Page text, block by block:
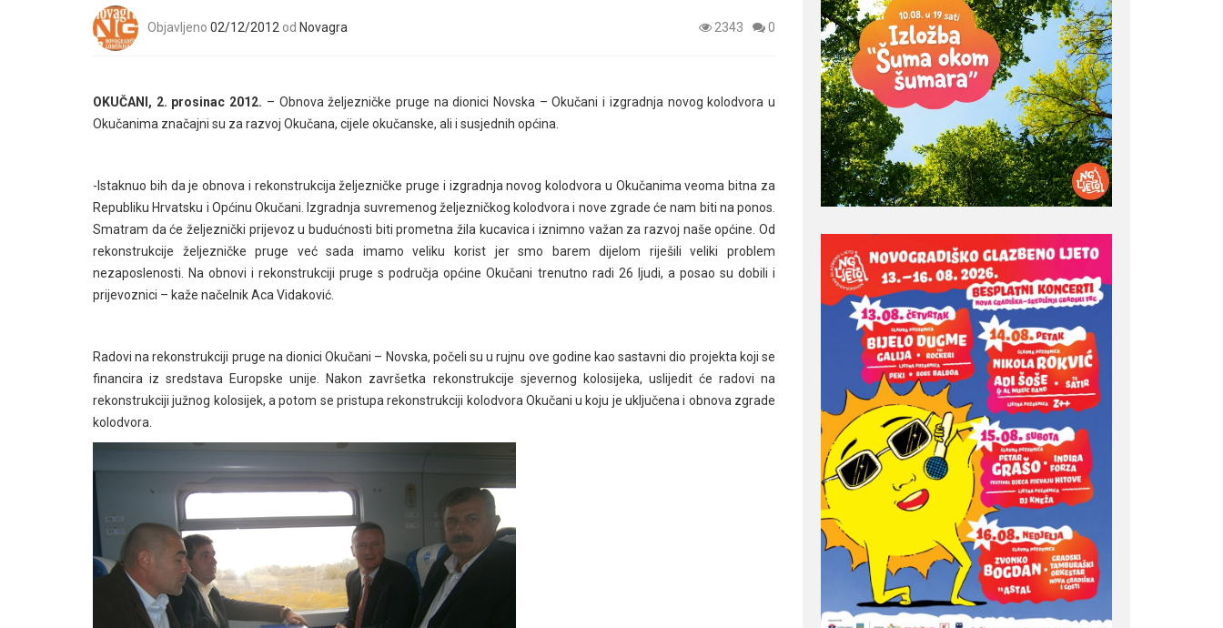
Objavljeno 02/12/2012 od Novagra 2343 0
OKUČANI, 2. prosinac 2012. – Obnova željezničke pruge na dionici Novska – Okučani i izgradnja novog kolodvora u
Okučanima značajni su za razvoj Okučana, cijele okučanske, ali i susjednih općina.
-Istaknuo bih da je obnova i rekonstrukcija željezničke pruge i izgradnja novog kolodvora u Okučanima veoma bitna za
Republiku Hrvatsku i Općinu Okučani. Izgradnja suvremenog željezničkog kolodvora i nove zgrade će nam biti na ponos.
Smatram da će željeznički prijevoz u budućnosti biti prometna žila kucavica i iznimno važan za razvoj naše općine. Od
rekonstrukcije željezničke pruge već sada imamo veliku korist jer smo barem dijelom riješili veliki problem
nezaposlenosti. Na obnovi i rekonstrukciji pruge s područja općine Okučani trenutno radi 26 ljudi, a posao su dobili i
prijevoznici – kaže načelnik Aca Vidaković.
Radovi na rekonstrukciji pruge na dionici Okučani – Novska, počeli su u rujnu ove godine kao sastavni dio projekta koji se
financira iz sredstava Europske unije. Nakon završetka rekonstrukcije sjevernog kolosijeka, uslijedit će radovi na
rekonstrukciji južnog kolosijek, a potom se pristupa rekonstrukciji kolodvora Okučani u koju je uključena i obnova zgrade
kolodvora.